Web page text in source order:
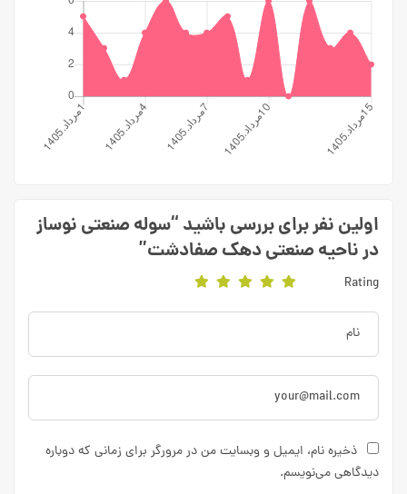
اولین نفر برای بررسی باشید “سوله صنعتی نوساز
در ناحیه صنعتی دهک صفادشت”
Rating
ذخیره نام، ایمیل و وبسایت من در مرورگر برای زمانی که دوباره
دیدگاهی می‌نویسم.